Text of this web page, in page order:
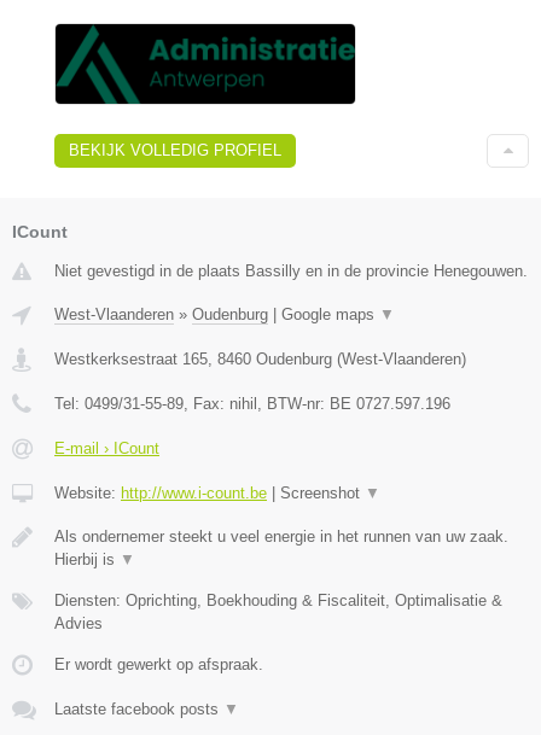
BEKIJK VOLLEDIG PROFIEL
ICount
Niet gevestigd in de plaats Bassilly en in de provincie Henegouwen.
West-Vlaanderen » Oudenburg Google maps ▼
Westkerksestraat 165, 8460 Oudenburg (West-Vlaanderen)
Tel: 0499/31-55-89, Fax: nihil , BTW-nr: BE 0727.597.196
E-mail › ICount
Website: http://www.i-count.be Screenshot ▼
Als ondernemer steekt u veel energie in het runnen van uw zaak.
Hierbij is ▼
Diensten: Oprichting, Boekhouding & Fiscaliteit, Optimalisatie &
Advies
Er wordt gewerkt op afspraak.
Laatste facebook posts ▼